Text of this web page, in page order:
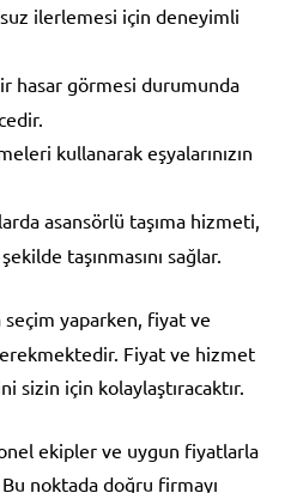
ilerlemesi için deneyimli
bir hasar görmesi durumunda
kullanarak eşyalarınızın
asansörlü taşıma hizmeti,
taşınmasını sağlar.
seçim yaparken, fiyat ve
Fiyat ve hizmet
sizin için kolaylaştıracaktır.
ekipler ve uygun fiyatlarla
noktada doğru firmayı